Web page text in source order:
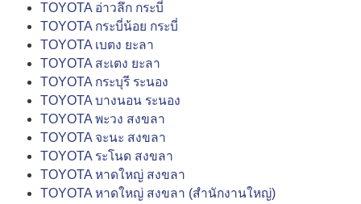
TOYOTA อ่าวลึก กระบี่
TOYOTA กระบี่น้อย กระบี่
TOYOTA เบตง ยะลา
TOYOTA สะเตง ยะลา
TOYOTA กระบุรี ระนอง
TOYOTA บางนอน ระนอง
TOYOTA พะวง สงขลา
TOYOTA จะนะ สงขลา
TOYOTA ระโนด สงขลา
TOYOTA หาดใหญ่ สงขลา
TOYOTA หาดใหญ่ สงขลา (สำนักงานใหญ่)